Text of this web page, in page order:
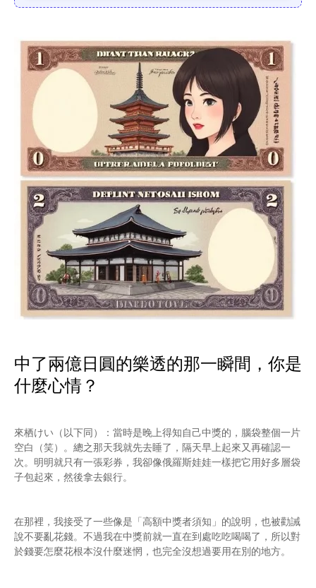
中了兩億日圓的樂透的那一瞬間，你是
什麼心情？
來栖けい（以下同）：當時是晚上得知自己中獎的，腦袋整個一片
空白（笑）。總之那天我就先去睡了，隔天早上起來又再確認一
次。明明就只有一張彩券，我卻像俄羅斯娃娃一樣把它用好多層袋
子包起來，然後拿去銀行。
在那裡，我接受了一些像是「高額中獎者須知」的說明，也被勸誡
說不要亂花錢。不過我在中獎前就一直在到處吃吃喝喝了，所以對
於錢要怎麼花根本沒什麼迷惘，也完全沒想過要用在別的地方。